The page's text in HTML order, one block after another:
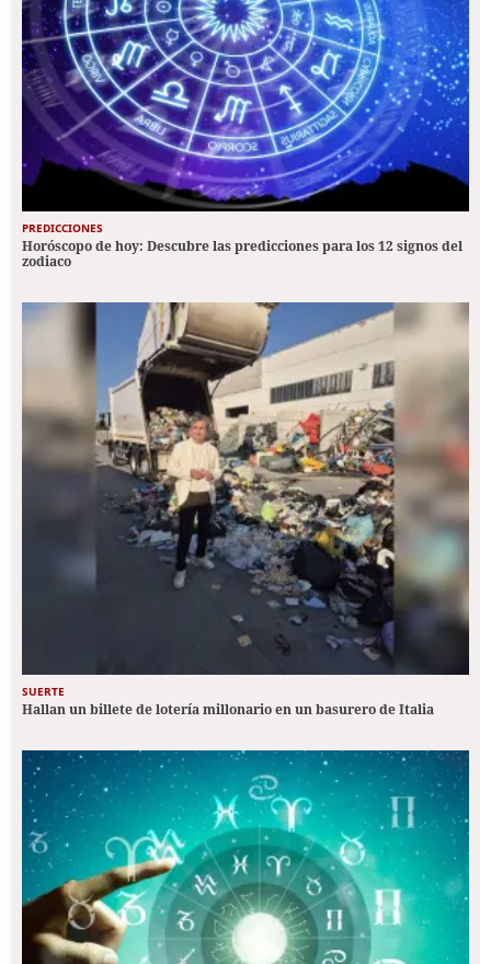
PREDICCIONES
Horóscopo de hoy: Descubre las predicciones para los 12 signos del
zodiaco
SUERTE
Hallan un billete de lotería millonario en un basurero de Italia